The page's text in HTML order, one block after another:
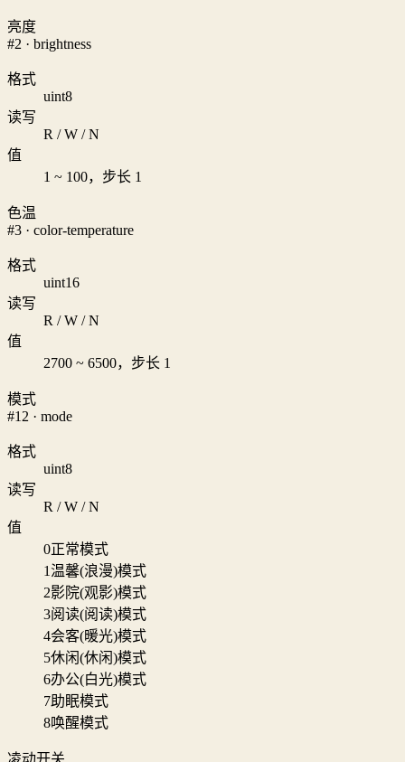
亮度
#2 · brightness
格式
uint8
读写
R / W / N
值
1 ~ 100，步长 1
色温
#3 · color-temperature
格式
uint16
读写
R / W / N
值
2700 ~ 6500，步长 1
模式
#12 · mode
格式
uint8
读写
R / W / N
值
0正常模式
1温馨(浪漫)模式
2影院(观影)模式
3阅读(阅读)模式
4会客(暖光)模式
5休闲(休闲)模式
6办公(白光)模式
7助眠模式
8唤醒模式
凌动开关